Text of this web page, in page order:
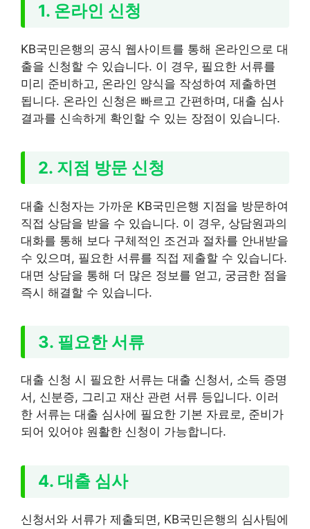
1. 온라인 신청
KB국민은행의 공식 웹사이트를 통해 온라인으로 대
출을 신청할 수 있습니다. 이 경우, 필요한 서류를
미리 준비하고, 온라인 양식을 작성하여 제출하면
됩니다. 온라인 신청은 빠르고 간편하며, 대출 심사
결과를 신속하게 확인할 수 있는 장점이 있습니다.
2. 지점 방문 신청
대출 신청자는 가까운 KB국민은행 지점을 방문하여
직접 상담을 받을 수 있습니다. 이 경우, 상담원과의
대화를 통해 보다 구체적인 조건과 절차를 안내받을
수 있으며, 필요한 서류를 직접 제출할 수 있습니다.
대면 상담을 통해 더 많은 정보를 얻고, 궁금한 점을
즉시 해결할 수 있습니다.
3. 필요한 서류
대출 신청 시 필요한 서류는 대출 신청서, 소득 증명
서, 신분증, 그리고 재산 관련 서류 등입니다. 이러
한 서류는 대출 심사에 필요한 기본 자료로, 준비가
되어 있어야 원활한 신청이 가능합니다.
4. 대출 심사
신청서와 서류가 제출되면, KB국민은행의 심사팀에